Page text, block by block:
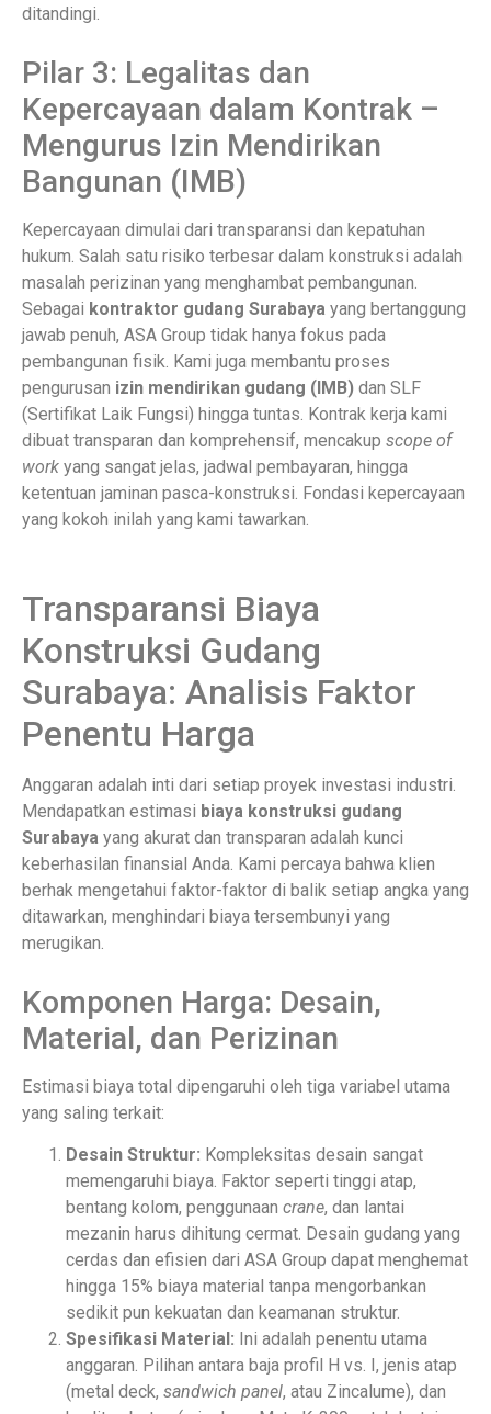
ditandingi.
Pilar 3: Legalitas dan
Kepercayaan dalam Kontrak –
Mengurus Izin Mendirikan
Bangunan (IMB)
Kepercayaan dimulai dari transparansi dan kepatuhan
hukum. Salah satu risiko terbesar dalam konstruksi adalah
masalah perizinan yang menghambat pembangunan.
Sebagai kontraktor gudang Surabaya yang bertanggung
jawab penuh, ASA Group tidak hanya fokus pada
pembangunan fisik. Kami juga membantu proses
pengurusan izin mendirikan gudang (IMB) dan SLF
(Sertifikat Laik Fungsi) hingga tuntas. Kontrak kerja kami
dibuat transparan dan komprehensif, mencakup scope of
work yang sangat jelas, jadwal pembayaran, hingga
ketentuan jaminan pasca-konstruksi. Fondasi kepercayaan
yang kokoh inilah yang kami tawarkan.
Transparansi Biaya
Konstruksi Gudang
Surabaya: Analisis Faktor
Penentu Harga
Anggaran adalah inti dari setiap proyek investasi industri.
Mendapatkan estimasi biaya konstruksi gudang
Surabaya yang akurat dan transparan adalah kunci
keberhasilan finansial Anda. Kami percaya bahwa klien
berhak mengetahui faktor-faktor di balik setiap angka yang
ditawarkan, menghindari biaya tersembunyi yang
merugikan.
Komponen Harga: Desain,
Material, dan Perizinan
Estimasi biaya total dipengaruhi oleh tiga variabel utama
yang saling terkait:
Desain Struktur: Kompleksitas desain sangat
memengaruhi biaya. Faktor seperti tinggi atap,
bentang kolom, penggunaan crane, dan lantai
mezanin harus dihitung cermat. Desain gudang yang
cerdas dan efisien dari ASA Group dapat menghemat
hingga 15% biaya material tanpa mengorbankan
sedikit pun kekuatan dan keamanan struktur.
Spesifikasi Material: Ini adalah penentu utama
anggaran. Pilihan antara baja profil H vs. I, jenis atap
(metal deck, sandwich panel, atau Zincalume), dan